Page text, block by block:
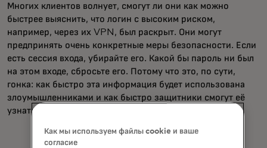
Многих клиентов волнует, смогут ли они как можно
быстрее выяснить, что логин с высоким риском,
например, через их VPN, был раскрыт. Они могут
предпринять очень конкретные меры безопасности. Если
есть сессия входа, убирайте его. Какой бы пароль ни был
на этом входе, сбросьте его. Потому что это, по сути,
гонка: как быстро эта информация будет использована
злоумышленниками и как быстро защитники смогут её
узнать и исправить.
Как мы используем файлы cookie и ваше
согласие